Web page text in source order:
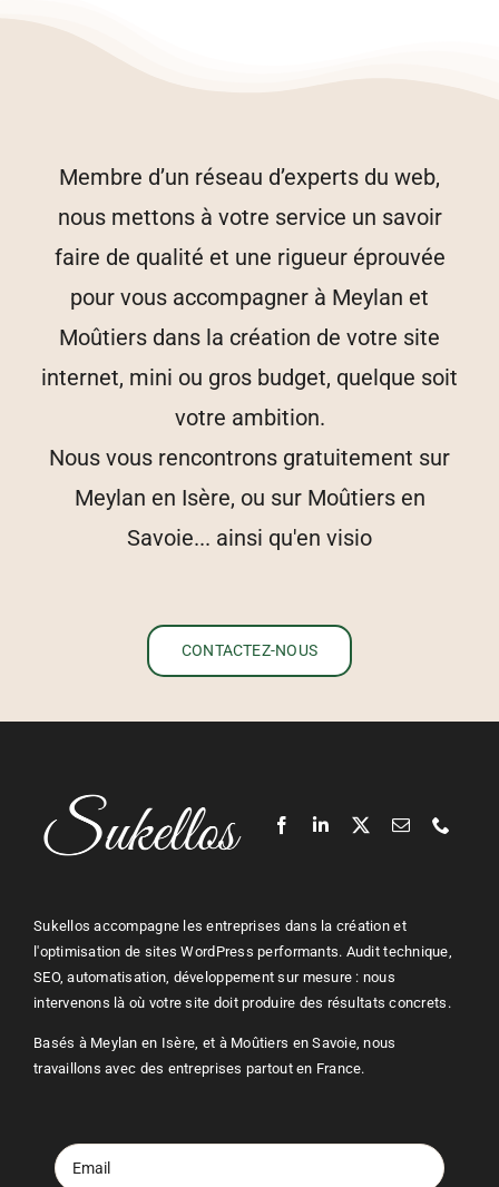
Membre d’un réseau d’experts du web,
nous mettons à votre service un savoir
faire de qualité et une rigueur éprouvée
pour vous accompagner à Meylan et
Moûtiers dans la création de votre site
internet, mini ou gros budget, quelque soit
votre ambition.
Nous vous rencontrons gratuitement sur
Meylan en Isère, ou sur Moûtiers en
Savoie... ainsi qu'en visio
CONTACTEZ-NOUS
Sukellos accompagne les entreprises dans la création et
l'optimisation de sites WordPress performants. Audit technique,
SEO, automatisation, développement sur mesure : nous
intervenons là où votre site doit produire des résultats concrets.
Basés à Meylan en Isère, et à Moûtiers en Savoie, nous
travaillons avec des entreprises partout en France.